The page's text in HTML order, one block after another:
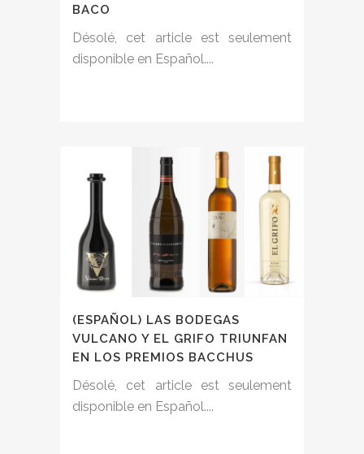
BACO
Désolé, cet article est seulement
disponible en Español....
(ESPAÑOL) LAS BODEGAS
VULCANO Y EL GRIFO TRIUNFAN
EN LOS PREMIOS BACCHUS
Désolé, cet article est seulement
disponible en Español....